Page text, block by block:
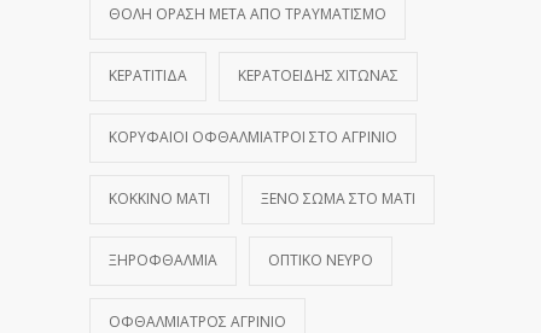
ΘΟΛΉ ΌΡΑΣΗ ΜΕΤΆ ΑΠΌ ΤΡΑΥΜΑΤΙΣΜΌ
ΚΕΡΑΤΊΤΙΔΑ ΚΕΡΑΤΟΕΙΔΉΣ ΧΙΤΏΝΑΣ
ΚΟΡΥΦΑΊΟΙ ΟΦΘΑΛΜΊΑΤΡΟΙ ΣΤΟ ΑΓΡΊΝΙΟ
ΚΌΚΚΙΝΟ ΜΆΤΙ ΞΈΝΟ ΣΏΜΑ ΣΤΟ ΜΆΤΙ
ΞΗΡΟΦΘΑΛΜΊΑ ΟΠΤΙΚΌ ΝΕΎΡΟ
ΟΦΘΑΛΜΊΑΤΡΟΣ ΑΓΡΊΝΙΟ